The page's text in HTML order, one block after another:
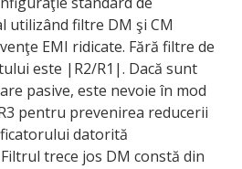
utilizând filtre DM şi CM
EMI ridicate. Fără filtre de
este |R2/R1|. Dacă sunt
pasive, este nevoie în mod
pentru prevenirea reducerii
datorită
trece jos DM constă din